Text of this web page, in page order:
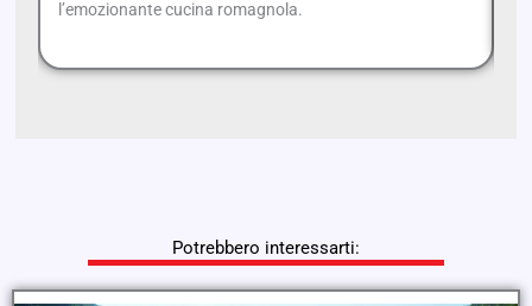
l’emozionante cucina romagnola.
Potrebbero interessarti: